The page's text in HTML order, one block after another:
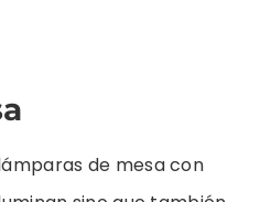
de mesa con